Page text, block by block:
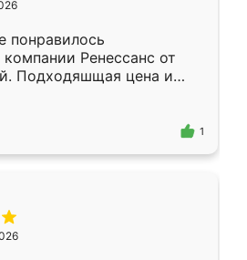
понравилось
Ренессанс от
Подходяшщая цена и
Приехавший
Владислав
эскизу самый
1